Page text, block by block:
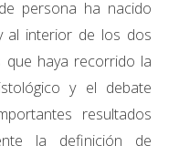
persona ha nacido
al interior de los dos
que haya recorrido la
y el debate
resultados
la definición de